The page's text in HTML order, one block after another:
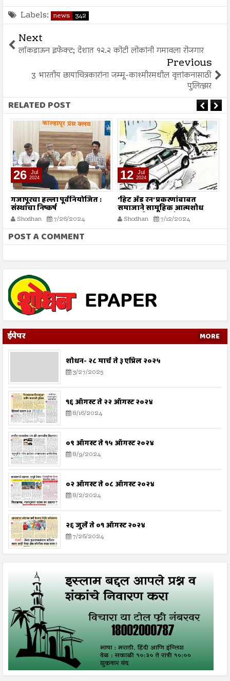
Labels: news 342
Next
लॉकडाऊन इफेक्ट; देशात १२.२ कोटी लोकांनी गमावला रोजगार
Previous
3 भारतीय छायाचित्रकारांना जम्मू-काश्मीरमधील वृत्तांकनासाठी
पुलित्झर
RELATED POST
26 Jul
2024
गजापूरचा हल्ला पूर्वनियोजित :
संस्थांचा निष्कर्ष
Shodhan 7/26/2024
12 Jul
2024
‘हिट अँड रन’ प्रकरणांबाबत
समाजाने सामूहिक आत्मशोध
करण्याची गरज - मौलाना
इलियास खान फलाही
Shodhan 7/12/2024
POST A COMMENT
ईपेपर MORE
शोधन- २८ मार्च ते ३ एप्रिल २०२५
3/27/2025
१६ ऑगस्ट ते २२ ऑगस्ट २०२४
8/16/2024
०९ ऑगस्ट ते १५ ऑगस्ट २०२४
8/9/2024
०२ ऑगस्ट ते ०८ ऑगस्ट २०२४
8/2/2024
२६ जुलै ते ०१ ऑगस्ट २०२४
7/26/2024